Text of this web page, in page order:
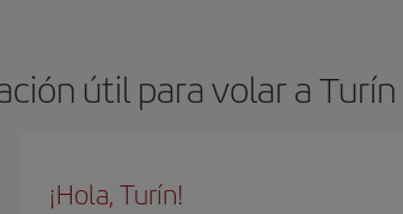
útil para volar a Turín
¡Hola, Turín!